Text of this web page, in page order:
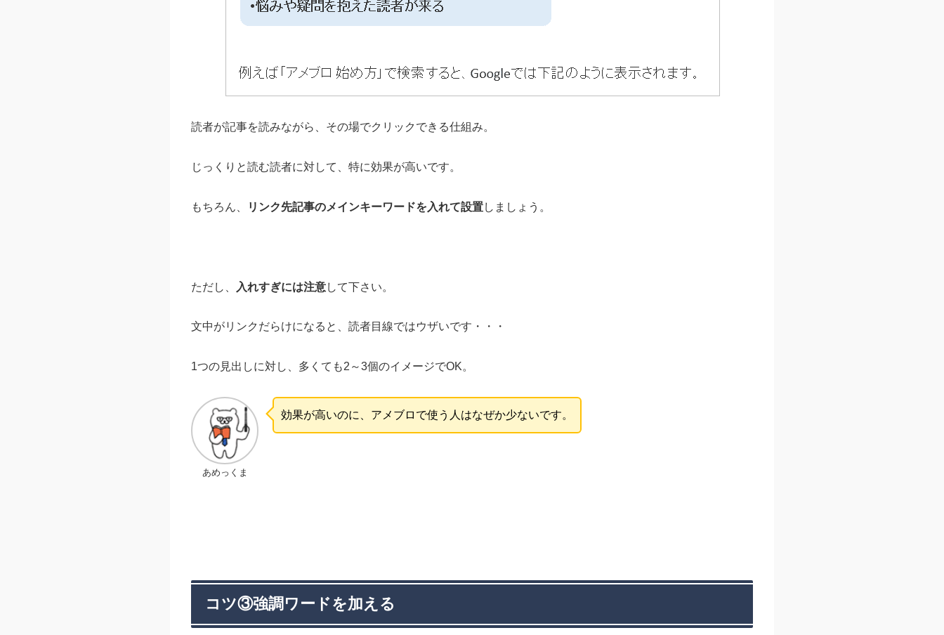
読者が記事を読みながら、その場でクリックできる仕組み。
じっくりと読む読者に対して、特に効果が高いです。
もちろん、 リンク先記事のメインキーワードを入れて設置しましょう。
ただし、 入れすぎには注意して下さい。
文中がリンクだらけになると、読者目線ではウザいです・・・
1つの見出しに対し、多くても2～3個のイメージでOK。
あめっくま
効果が高いのに、アメブロで使う人はなぜか少ないです。
コツ③強調ワードを加える